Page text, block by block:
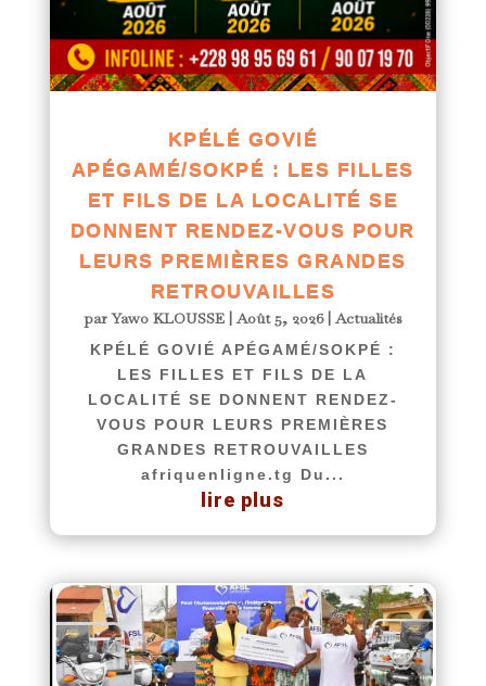
KPÉLÉ GOVIÉ
APÉGAMÉ/SOKPÉ : LES FILLES
ET FILS DE LA LOCALITÉ SE
DONNENT RENDEZ-VOUS POUR
LEURS PREMIÈRES GRANDES
RETROUVAILLES
parYawo KLOUSSE|Août 5, 2026|Actualités
KPÉLÉ GOVIÉ APÉGAMÉ/SOKPÉ :
LES FILLES ET FILS DE LA
LOCALITÉ SE DONNENT RENDEZ-
VOUS POUR LEURS PREMIÈRES
GRANDES RETROUVAILLES
afriquenligne.tg Du...
lire plus